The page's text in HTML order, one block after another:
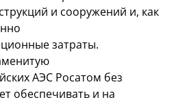
и сооружений и, как
затраты.
АЭС Росатом без
обеспечивать и на